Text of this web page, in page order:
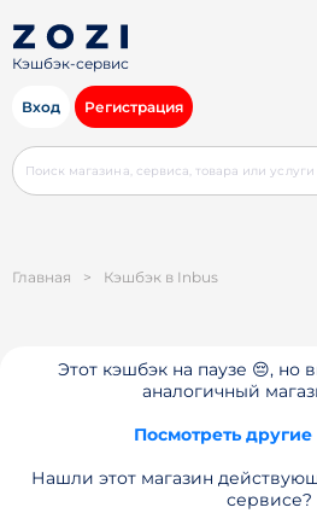
Кэшбэк-сервис
Вход Регистрация
Главная > Кэшбэк в Inbus
Этот кэшбэк на паузе 😔, но
аналогичный
Посмотреть
Нашли этот магазин
сервисе?